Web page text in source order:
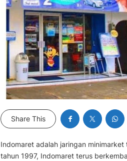
Share This
Indomaret adalah jaringan
tahun 1997, Indomaret terus